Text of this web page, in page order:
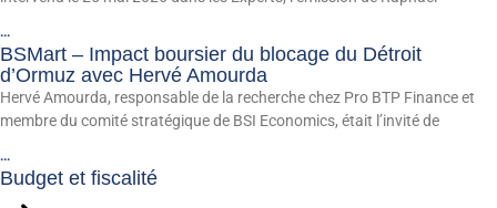
...
BSMart – Impact boursier du blocage du Détroit
d’Ormuz avec Hervé Amourda
Hervé Amourda, responsable de la recherche chez Pro BTP Finance et
membre du comité stratégique de BSI Economics, était l’invité de
...
Budget et fiscalité